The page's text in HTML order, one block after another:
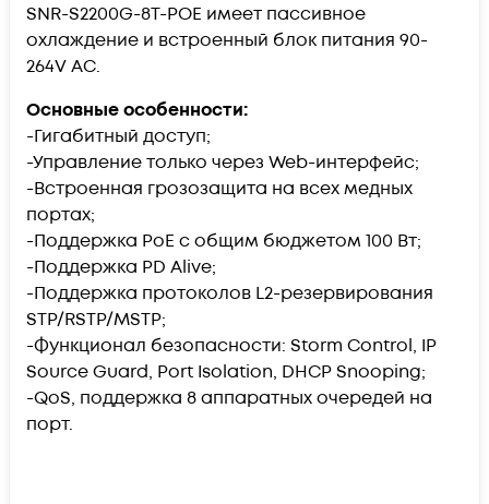
SNR-S2200G-8T-POE имеет пассивное
охлаждение и встроенный блок питания 90-
264V AC.
Основные особенности:
-Гигабитный доступ;
-Управление только через Web-интерфейс;
-Встроенная грозозащита на всех медных
портах;
-Поддержка PoE c общим бюджетом 100 Вт;
-Поддержка PD Alive;
-Поддержка протоколов L2-резервирования
STP/RSTP/MSTP;
-Функционал безопасности: Storm Control, IP
Source Guard, Port Isolation, DHCP Snooping;
-QoS, поддержка 8 аппаратных очередей на
порт.